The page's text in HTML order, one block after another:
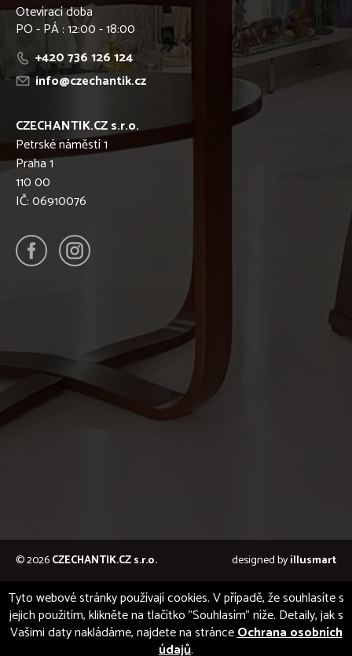
Otevírací doba
PO - PÁ : 12:00 - 18:00
+420 736 126 124
info@czechantik.cz
CZECHANTIK.CZ s.r.o.
Petrské náměstí 1
Praha 1
110 00
IČ: 06910076
© 2026CZECHANTIK.CZ s.r.o. designed byillusmart
Tyto webové stránky používají cookies. V případě, že souhlasíte s
jejich použitím, klikněte na tlačítko "Souhlasím" níže. Detaily, jak s
Vašimi daty nakládáme, najdete na stránceOchrana osobních
údajů.